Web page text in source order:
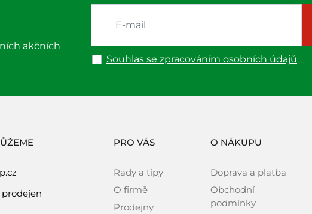
akčních
Souhlas se zpracováním osobních údajů
PRO VÁS
Rady a tipy
O firmě
Prodejny
O NÁKUPU
Doprava a platba
Obchodní
podmínky